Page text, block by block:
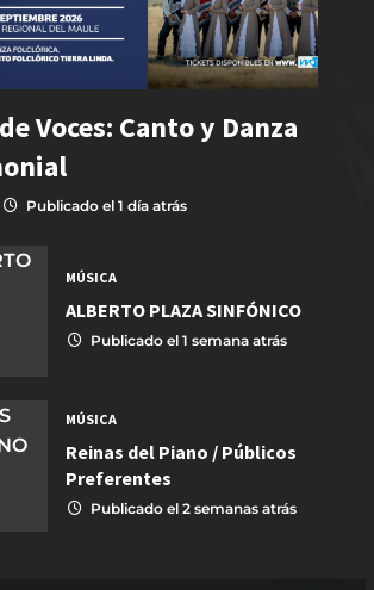
Voces: Canto y Danza
Publicado el 1 día atrás
MÚSICA
ALBERTO PLAZA SINFÓNICO
Publicado el 1 semana atrás
MÚSICA
Reinas del Piano / Públicos
Preferentes
Publicado el 2 semanas atrás